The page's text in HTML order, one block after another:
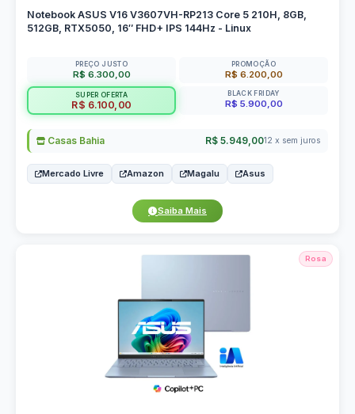
Notebook ASUS V16 V3607VH-RP213 Core 5 210H, 8GB,
512GB, RTX5050, 16″ FHD+ IPS 144Hz - Linux
PREÇO JUSTO
R$ 6.300,00
PROMOÇÃO
R$ 6.200,00
SUPER OFERTA
R$ 6.100,00
BLACK FRIDAY
R$ 5.900,00
Casas Bahia R$ 5.949,0012 x sem juros
Mercado Livre Amazon Magalu Asus
Saiba Mais
Rosa